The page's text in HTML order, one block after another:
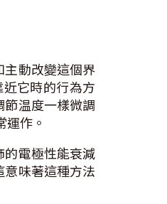
主動改變這個界
它時的行為方
温度一樣微調
作。
的電極性能衰減
味著這種方法